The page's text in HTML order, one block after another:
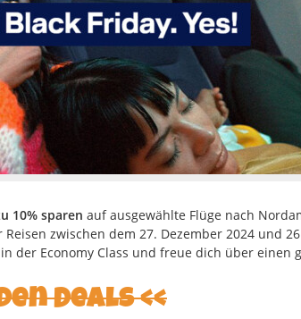
10% sparen auf ausgewählte Flüge nach
zwischen dem 27. Dezember 2024 und
der Economy Class und freue dich über einen
Deals